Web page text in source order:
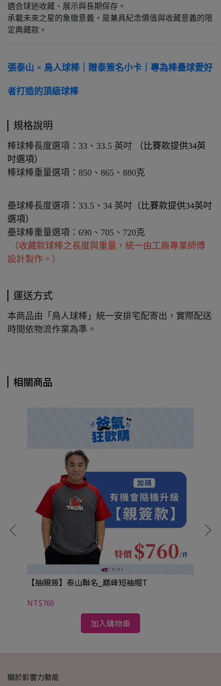
適合球迷收藏、展示與長期保存。
承載未來之星的象徵意義，是兼具紀念價值與收藏意義的限
定典藏款。
張泰山 × 鳥人球棒｜贈泰簽名小卡｜專為棒壘球愛好
者打造的頂級球棒
規格說明
棒球棒長度選項：33、33.5 英吋
（比賽款提供34英
吋選項）
棒球棒重量選項：850、865、880克
壘球棒長度選項：33.5、34 英吋 （比賽款提供34英吋
選項）
壘球棒重量選項：690、705、720克
（收藏款球棒之長度與重量，統一由工廠專業師傅
設計製作。）
運送方式
本商品由「鳥人球棒」統一安排宅配寄出，實際配送
時間依物流作業為準。
相關商品
【抽親簽】泰山聯名_巔峰短袖帽T
NT$760
加入購物車
關於影響力動能